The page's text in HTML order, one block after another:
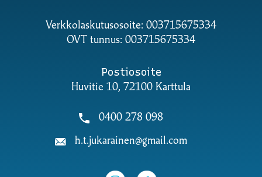
Verkkolaskutusosoite: 003715675334
OVT tunnus: 003715675334
Postiosoite
Huvitie 10, 72100 Karttula
0400 278 098
h.t.jukarainen@gmail.com